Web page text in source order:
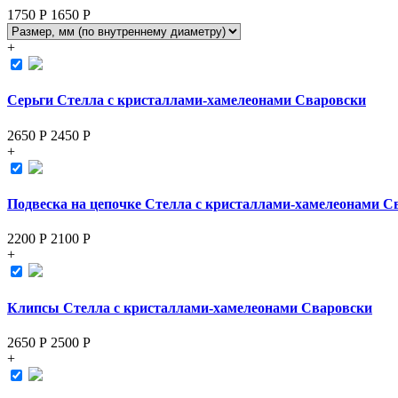
1750 Р 1650 Р
+
Серьги Стелла с кристаллами-хамелеонами Сваровски
2650 Р 2450 Р
+
Подвеска на цепочке Стелла с кристаллами-хамелеонами
2200 Р 2100 Р
+
Клипсы Стелла с кристаллами-хамелеонами Сваровски
2650 Р 2500 Р
+